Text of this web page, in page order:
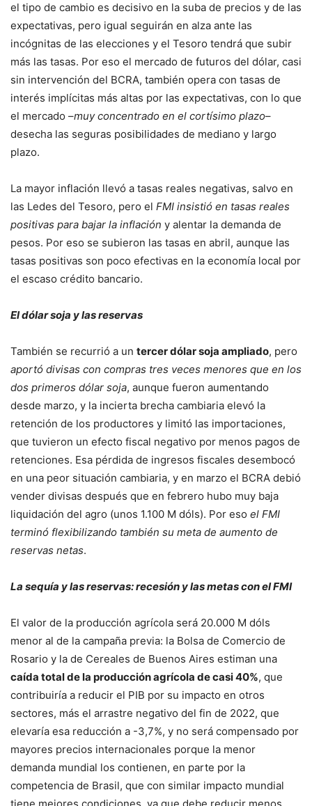
el tipo de cambio es decisivo en la suba de precios y de las
expectativas, pero igual seguirán en alza ante las
incógnitas de las elecciones y el Tesoro tendrá que subir
más las tasas. Por eso el mercado de futuros del dólar, casi
sin intervención del BCRA, también opera con tasas de
interés implícitas más altas por las expectativas, con lo que
el mercado –muy concentrado en el cortísimo plazo–
desecha las seguras posibilidades de mediano y largo
plazo.
La mayor inflación llevó a tasas reales negativas, salvo en
las Ledes del Tesoro, pero el FMI insistió en tasas reales
positivas para bajar la inflación y alentar la demanda de
pesos. Por eso se subieron las tasas en abril, aunque las
tasas positivas son poco efectivas en la economía local por
el escaso crédito bancario.
El dólar soja y las reservas
También se recurrió a un tercer dólar soja ampliado, pero
aportó divisas con compras tres veces menores que en los
dos primeros dólar soja, aunque fueron aumentando
desde marzo, y la incierta brecha cambiaria elevó la
retención de los productores y limitó las importaciones,
que tuvieron un efecto fiscal negativo por menos pagos de
retenciones. Esa pérdida de ingresos fiscales desembocó
en una peor situación cambiaria, y en marzo el BCRA debió
vender divisas después que en febrero hubo muy baja
liquidación del agro (unos 1.100 M dóls). Por eso el FMI
terminó flexibilizando también su meta de aumento de
reservas netas.
La sequía y las reservas: recesión y las metas con el FMI
El valor de la producción agrícola será 20.000 M dóls
menor al de la campaña previa: la Bolsa de Comercio de
Rosario y la de Cereales de Buenos Aires estiman una
caída total de la producción agrícola de casi 40%, que
contribuiría a reducir el PIB por su impacto en otros
sectores, más el arrastre negativo del fin de 2022, que
elevaría esa reducción a -3,7%, y no será compensado por
mayores precios internacionales porque la menor
demanda mundial los contienen, en parte por la
competencia de Brasil, que con similar impacto mundial